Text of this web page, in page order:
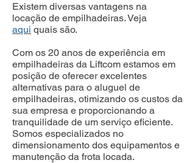
Existem diversas vantagens na
locação de empilhadeiras. Veja
aqui quais são.
Com os 20 anos de experiência em
empilhadeiras da Liftcom estamos em
posição de oferecer excelentes
alternativas para o aluguel de
empilhadeiras, otimizando os custos da
sua empresa e proporcionando a
tranquilidade de um serviço eficiente.
Somos especializados no
dimensionamento dos equipamentos e
manutenção da frota locada.